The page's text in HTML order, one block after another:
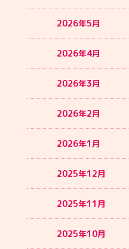
2026年5月
2026年4月
2026年3月
2026年2月
2026年1月
2025年12月
2025年11月
2025年10月